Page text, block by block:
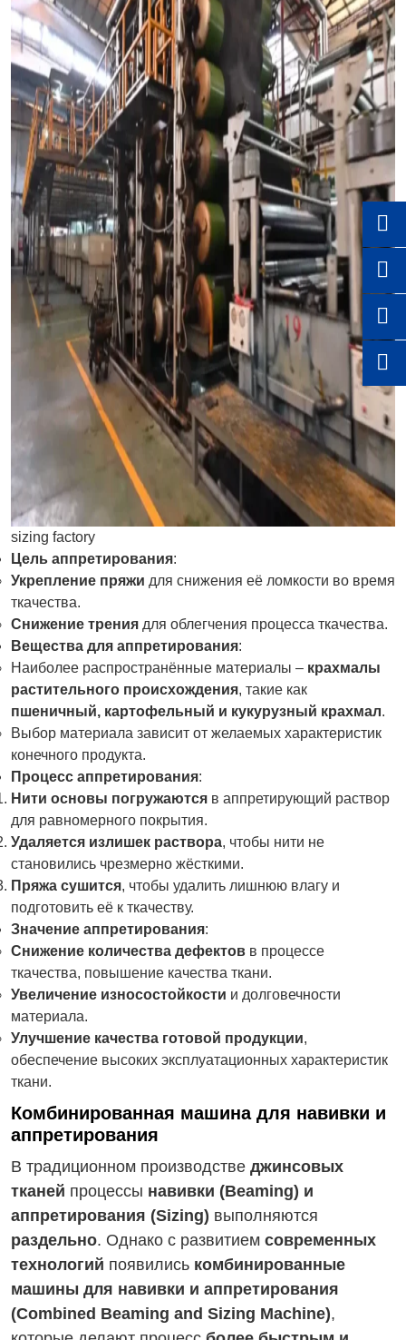




sizing factory
Цель аппретирования:
Укрепление пряжи для снижения её ломкости во время
ткачества.
Снижение трения для облегчения процесса ткачества.
Вещества для аппретирования:
Наиболее распространённые материалы – крахмалы
растительного происхождения, такие как
пшеничный, картофельный и кукурузный крахмал.
Выбор материала зависит от желаемых характеристик
конечного продукта.
Процесс аппретирования:
Нити основы погружаются в аппретирующий раствор
для равномерного покрытия.
Удаляется излишек раствора, чтобы нити не
становились чрезмерно жёсткими.
Пряжа сушится, чтобы удалить лишнюю влагу и
подготовить её к ткачеству.
Значение аппретирования:
Снижение количества дефектов в процессе
ткачества, повышение качества ткани.
Увеличение износостойкости и долговечности
материала.
Улучшение качества готовой продукции,
обеспечение высоких эксплуатационных характеристик
ткани.
Комбинированная машина для навивки и
аппретирования
В традиционном производстве джинсовых
тканей процессы навивки (Beaming) и
аппретирования (Sizing) выполняются
раздельно. Однако с развитием современных
технологий появились комбинированные
машины для навивки и аппретирования
(Combined Beaming and Sizing Machine),